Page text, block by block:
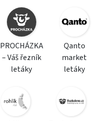
PROCHÁZKA
– Váš řezník
letáky
Qanto
market
letáky